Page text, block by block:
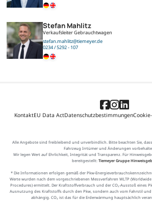
Stefan Mahlitz
Verkaufsleiter Gebrauchtwagen
stefan.mahlitz@tiemeyer.de
0234 / 5292 - 107
KontaktEU Data ActDatenschutzbestimmungen
Alle Angebote sind freibleibend und unverbindlich. Bitte beachten Sie,
Fahrzeug Irrtümer und Änderungen
Wir legen Wert auf Ehrlichkeit, Integrität und Transparenz. Für
bereitgestellt: Tiemeyer Gruppe
* Die Informationen erfolgen gemäß der Pkw-
Werte wurden nach dem vorgeschriebenen Messverfahren WLTP
Procedures) ermittelt. Der Kraftstoffverbrauch und der CO₂-Ausstoß eines
Ausnutzung des Kraftstoffs durch den Pkw, sondern auch vom Fahrstil
abhängig. CO₂ ist das für die Erderwärmung hauptsächlich